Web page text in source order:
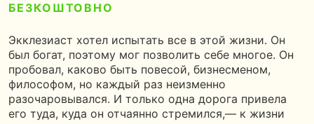
БЕЗКОШТОВНО
Экклезиаст хотел испытать все в этой жизни. Он
был богат, поэтому мог позволить себе многое. Он
пробовал, каково быть повесой, бизнесменом,
философом, но каждый раз неизменно
разочаровывался. И только одна дорога привела
его туда, куда он отчаянно стремился,— к жизни